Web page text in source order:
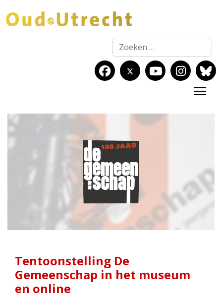
Zoeken
Tentoonstelling De
Gemeenschap in het museum
en online